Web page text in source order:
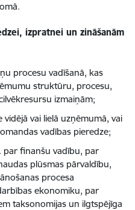
izpratnei un zināšanām
procesu vadīšanā, kas
struktūru, procesu,
izmaiņām;
vai lielā uzņēmumā, vai
vadības pieredze;
par finanšu vadību, par
plūsmas pārvaldību,
procesa
ekonomiku, par
taksonomijas un ilgtspējīga